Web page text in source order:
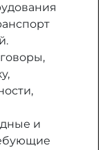
и